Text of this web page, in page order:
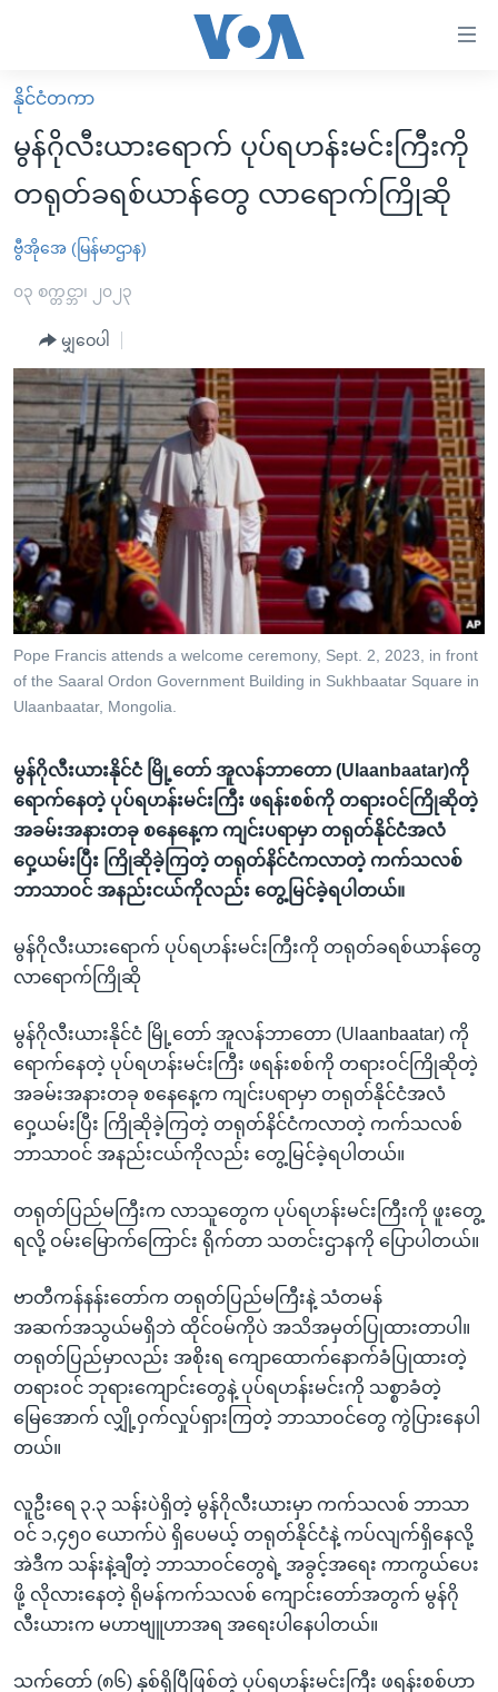
လွယ်ကူ
စေ
များ
ပင်မ
ကျော်
ကြည့်
ရန်
ပင်မ
အ
ညွန်း
စာမျက်နှာ
သို့
ကျော်
ကြည့်
ရန်
ရှာဖွေ
နေရာ
သို့
ကျော်
ရန်
မူလစာမျက်နှာ
မြန်မာ
ကမ္ဘာ့သတင်းများ
နိုင်ငံတကာ
အစ္စရေး-ပါလက်စတိုင်း
ဗွီဒီယို
အင်္ဂလိပ်စာလေ့လာမယ်
အမေရိကန်သုံးအီဒီယံ
မကြေးမုံရဲ့ အင်္ဂလိပ်စာ
ရုပ်ရှင်ထဲက အင်္ဂလိပ်စာ
သုတပဒေသာ အင်္ဂလိပ်စာ
အပတ်စဉ်ကဏ္ဍများ
ရေဒီယို
တီဗွီ
ရေဒီယိုနှင့်ရုပ်သံ အချက်အလက်များ
ရေဒီယို/တီဗွီအစီအစဉ်
Learning English
ဗွီအိုအေ လူမှုကွန်ယက်များ
ဘာသာစကားများ
နိုင်ငံတကာ
မွန်ဂိုလီးယားရောက် ပုပ်ရဟန်းမင်းကြီးကို
တရုတ်ခရစ်ယာန်တွေ လာရောက်ကြိုဆို
ဗွီအိုအေ (မြန်မာဌာန)
၀၃ စက္တင္ဘာ၊ ၂၀၂၃
မျှဝေပါ
Pope Francis attends a welcome ceremony, Sept. 2, 2023, in front
of the Saaral Ordon Government Building in Sukhbaatar Square in
Ulaanbaatar, Mongolia.
မွန်ဂိုလီးယားနိုင်ငံ မြို့တော် အူလန်ဘာတော (Ulaanbaatar)ကို
ရောက်နေတဲ့ ပုပ်ရဟန်းမင်းကြီး ဖရန်းစစ်ကို တရားဝင်ကြိုဆိုတဲ့
အခမ်းအနားတခု စနေနေ့က ကျင်းပရာမှာ တရုတ်နိုင်ငံအလံ
ဝှေ့ယမ်းပြီး ကြိုဆိုခဲ့ကြတဲ့ တရုတ်နိင်ငံကလာတဲ့ ကက်သလစ်
ဘာသာဝင် အနည်းငယ်ကိုလည်း တွေ့မြင်ခဲ့ရပါတယ်။
မွန်ဂိုလီးယားရောက် ပုပ်ရဟန်းမင်းကြီးကို တရုတ်ခရစ်ယာန်တွေ
လာရောက်ကြိုဆို
မွန်ဂိုလီးယားနိုင်ငံ မြို့တော် အူလန်ဘာတော (Ulaanbaatar) ကို
ရောက်နေတဲ့ ပုပ်ရဟန်းမင်းကြီး ဖရန်းစစ်ကို တရားဝင်ကြိုဆိုတဲ့
အခမ်းအနားတခု စနေနေ့က ကျင်းပရာမှာ တရုတ်နိုင်ငံအလံ
ဝှေ့ယမ်းပြီး ကြိုဆိုခဲ့ကြတဲ့ တရုတ်နိင်ငံကလာတဲ့ ကက်သလစ်
ဘာသာဝင် အနည်းငယ်ကိုလည်း တွေ့မြင်ခဲ့ရပါတယ်။
တရုတ်ပြည်မကြီးက လာသူတွေက ပုပ်ရဟန်းမင်းကြီးကို ဖူးတွေ့
ရလို့ ဝမ်းမြောက်ကြောင်း ရိုက်တာ သတင်းဌာနကို ပြောပါတယ်။
ဗာတီကန်နန်းတော်က တရုတ်ပြည်မကြီးနဲ့ သံတမန်
အဆက်အသွယ်မရှိဘဲ ထိုင်ဝမ်ကိုပဲ အသိအမှတ်ပြုထားတာပါ။
တရုတ်ပြည်မှာလည်း အစိုးရ ကျောထောက်နောက်ခံပြုထားတဲ့
တရားဝင် ဘုရားကျောင်းတွေနဲ့ ပုပ်ရဟန်းမင်းကို သစ္စာခံတဲ့
မြေအောက် လျှို့ဝှက်လှုပ်ရှားကြတဲ့ ဘာသာဝင်တွေ ကွဲပြားနေပါ
တယ်။
လူဦးရေ ၃.၃ သန်းပဲရှိတဲ့ မွန်ဂိုလီးယားမှာ ကက်သလစ် ဘာသာ
ဝင် ၁,၄၅၀ ယောက်ပဲ ရှိပေမယ့် တရုတ်နိုင်ငံနဲ့ ကပ်လျက်ရှိနေလို့
အဲဒီက သန်းနဲ့ချီတဲ့ ဘာသာဝင်တွေရဲ့ အခွင့်အရေး ကာကွယ်ပေး
ဖို့ လိုလားနေတဲ့ ရိုမန်ကက်သလစ် ကျောင်းတော်အတွက် မွန်ဂို
လီးယားက မဟာဗျူဟာအရ အရေးပါနေပါတယ်။
သက်တော် (၈၆) နှစ်ရှိပြီဖြစ်တဲ့ ပုပ်ရဟန်းမင်းကြီး ဖရန်းစစ်ဟာ